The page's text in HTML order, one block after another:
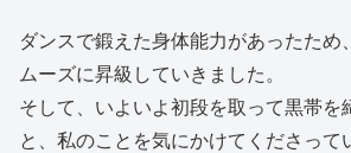
ダンスで鍛えた身体能力があったため
ムーズに昇級していきました。
そして、いよいよ初段を取って黒帯を
と、私のことを気にかけてくださって